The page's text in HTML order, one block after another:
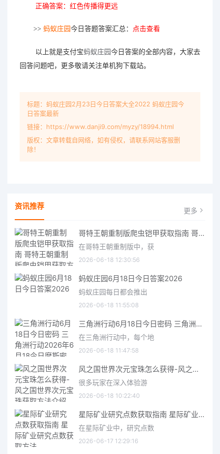
正确答案： 红色传播得更远
>> 蚂蚁庄园今日答题答案汇总： 点击查看
以上就是支付宝蚂蚁庄园今日答案的全部内容，大家去
回答问题吧，更多敬请关注单机狗下载站。
标题：蚂蚁庄园2月23日今日答案大全2022 蚂蚁庄园今
日答案最新
链接：https://www.danji9.com/myzy/18994.html
版权：文章转载自网络，如有侵权，请联系网站客服删
除！
资讯推荐 更多
哥特王朝重制版爬虫铠甲获取指南 哥特王朝重制版爬虫铠甲获取方法
在哥特王朝重制版中，获
2026-06-18 12:30:56
蚂蚁庄园6月18日今日答案2026
蚂蚁庄园每日都会推出
2026-06-18 11:55:08
三角洲行动6月18日今日密码 三角洲行动2026年6月18今日摩斯密码分享
在三角洲行动中，每个地
2026-06-18 11:47:58
风之国世界次元宝珠怎么获得-风之国世界次元宝珠获取方法介绍
很多玩家在深入体验游
2026-06-18 10:22:40
星际矿业研究点数获取指南 星际矿业研究点数获取方法
在星际矿业中，研究点数
2026-06-17 12:29:16